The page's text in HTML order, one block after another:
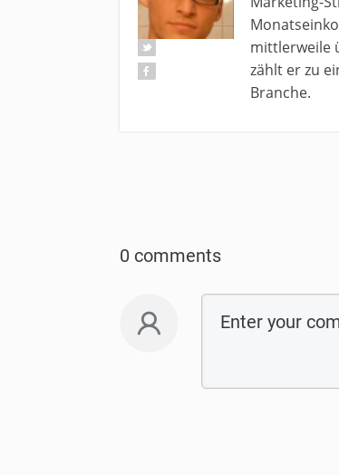
mittlerweile
zählt er zu
Branche.
0 comments